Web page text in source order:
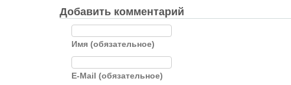
Добавить комментарий
Имя (обязательное)
E-Mail (обязательное)